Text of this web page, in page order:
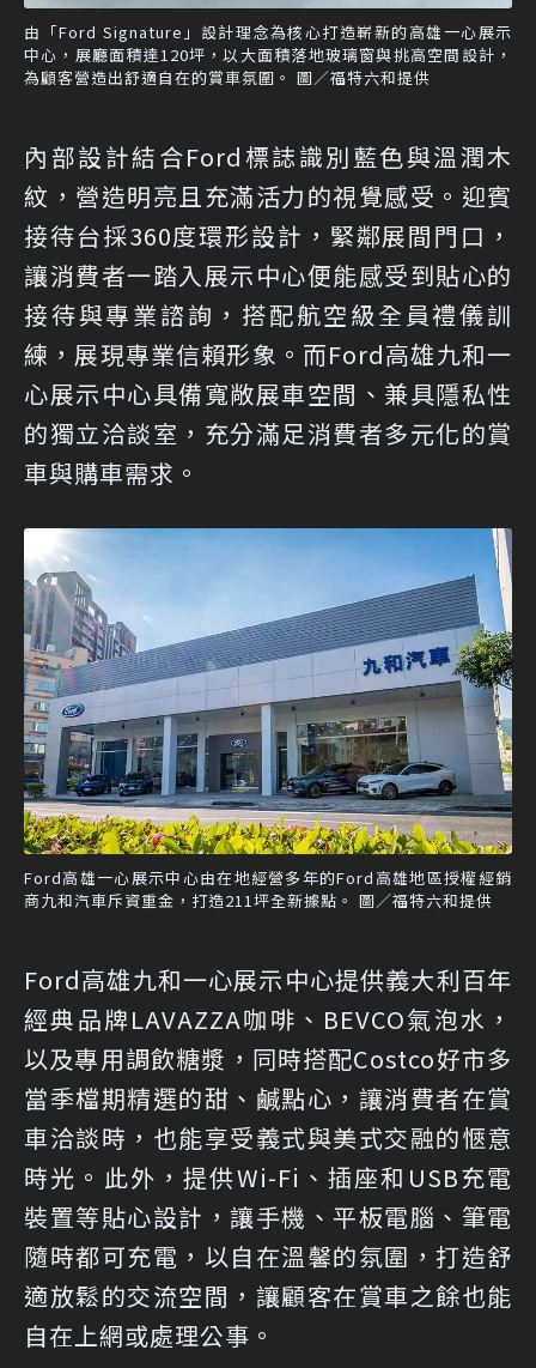
由「Ford Signature」設計理念為核心打造嶄新的高雄一心展示
中心，展廳面積達120坪，以大面積落地玻璃窗與挑高空間設計，
為顧客營造出舒適自在的賞車氛圍。 圖／福特六和提供
內部設計結合Ford標誌識別藍色與溫潤木
紋，營造明亮且充滿活力的視覺感受。迎賓
接待台採360度環形設計，緊鄰展間門口，
讓消費者一踏入展示中心便能感受到貼心的
接待與專業諮詢，搭配航空級全員禮儀訓
練，展現專業信賴形象。而Ford高雄九和一
心展示中心具備寬敞展車空間、兼具隱私性
的獨立洽談室，充分滿足消費者多元化的賞
車與購車需求。
Ford高雄一心展示中心由在地經營多年的Ford高雄地區授權經銷
商九和汽車斥資重金，打造211坪全新據點。 圖／福特六和提供
Ford高雄九和一心展示中心提供義大利百年
經典品牌LAVAZZA咖啡、BEVCO氣泡水，
以及專用調飲糖漿，同時搭配Costco好市多
當季檔期精選的甜、鹹點心，讓消費者在賞
車洽談時，也能享受義式與美式交融的愜意
時光。此外，提供Wi-Fi、插座和USB充電
裝置等貼心設計，讓手機、平板電腦、筆電
隨時都可充電，以自在溫馨的氛圍，打造舒
適放鬆的交流空間，讓顧客在賞車之餘也能
自在上網或處理公事。